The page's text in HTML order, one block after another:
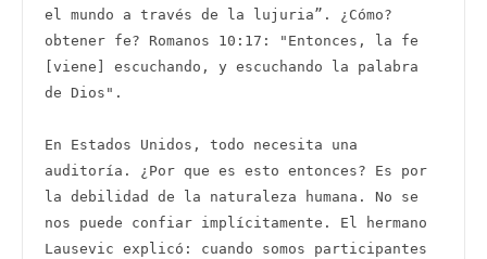
el mundo a través de la lujuria”. ¿Cómo?
obtener fe? Romanos 10:17: "Entonces, la fe
[viene] escuchando, y escuchando la palabra
de Dios".
En Estados Unidos, todo necesita una
auditoría. ¿Por que es esto entonces? Es por
la debilidad de la naturaleza humana. No se
nos puede confiar implícitamente. El hermano
Lausevic explicó: cuando somos participantes